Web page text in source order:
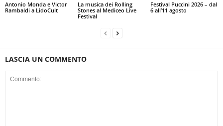
Antonio Monda e Victor
Rambaldi a LidoCult
La musica dei Rolling
Stones al Mediceo Live
Festival
Festival Puccini 2026 – dal
6 all’11 agosto
LASCIA UN COMMENTO